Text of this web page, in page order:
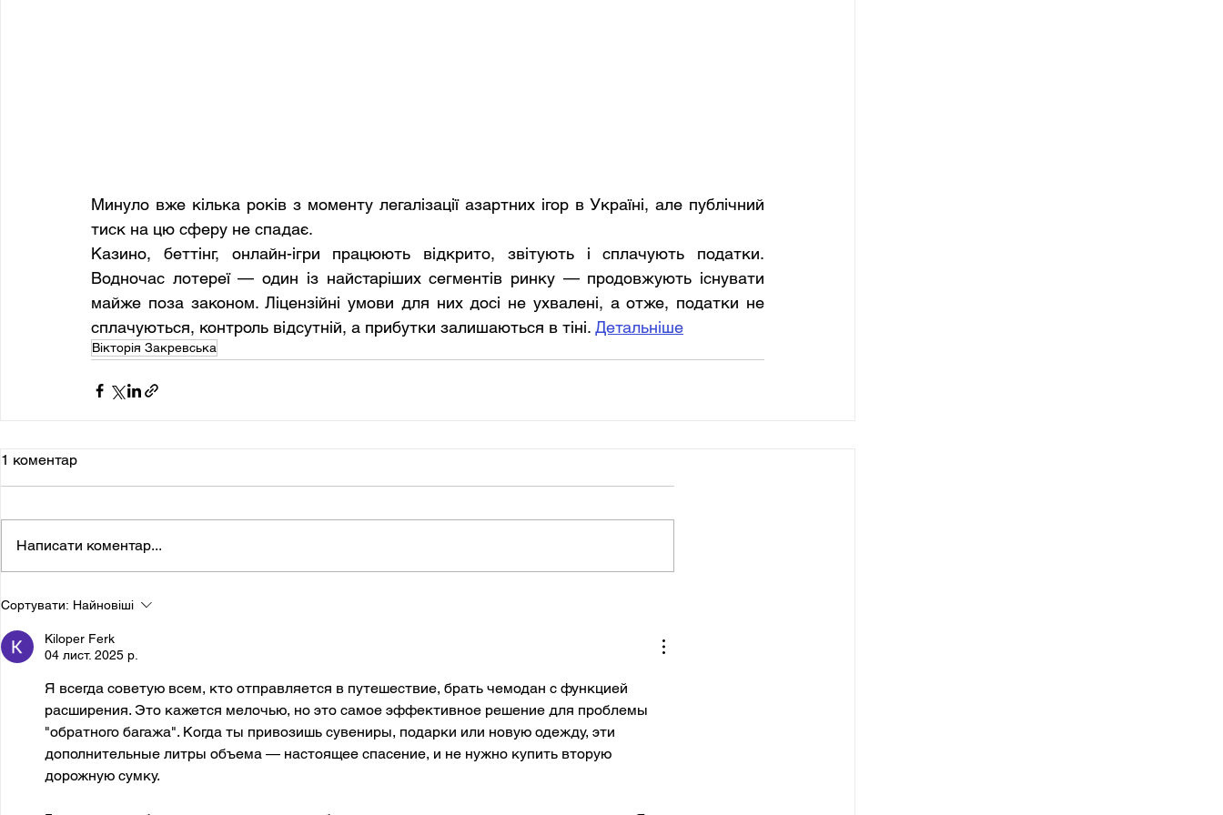
Минуло вже кілька років з моменту легалізації азартних ігор в Україні, але публічний
тиск на цю сферу не спадає.
Казино, беттінг, онлайн-ігри працюють відкрито, звітують і сплачують податки.
Водночас лотереї — один із найстаріших сегментів ринку — продовжують існувати
майже поза законом. Ліцензійні умови для них досі не ухвалені, а отже, податки не
сплачуються, контроль відсутній, а прибутки залишаються в тіні. Детальніше
Вікторія Закревська
1 коментар
Написати коментар...
Сортувати: Найновіші
Kiloper Ferk
04 лист. 2025 р.
Я всегда советую всем, кто отправляется в путешествие, брать чемодан с функцией
расширения. Это кажется мелочью, но это самое эффективное решение для проблемы
"обратного багажа". Когда ты привозишь сувениры, подарки или новую одежду, эти
дополнительные литры объема — настоящее спасение, и не нужно купить вторую
дорожную сумку.